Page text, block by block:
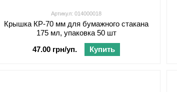
Артикул: 014000018
Крышка КР-70 мм для бумажного стакана
175 мл, упаковка 50 шт
47.00 грн/уп.
Купить